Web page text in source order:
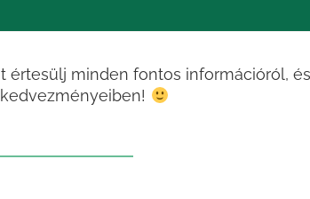
minden fontos információról,